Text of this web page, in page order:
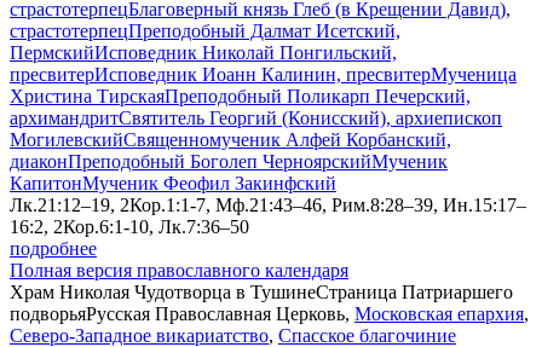
страстотерпецБлаговерный князь Глеб (в Крещении Давид),
страстотерпецПреподобный Далмат Исетский,
ПермскийИсповедник Николай Понгильский,
пресвитерИсповедник Иоанн Калинин, пресвитерМученица
Христина ТирскаяПреподобный Поликарп Печерский,
архимандритСвятитель Георгий (Конисский), архиепископ
МогилевскийСвященномученик Алфей Корбанский,
диаконПреподобный Боголеп ЧерноярскийМученик
КапитонМученик Феофил Закинфский
Лк.21:12–19, 2Кор.1:1-7, Мф.21:43–46, Рим.8:28–39, Ин.15:17–
16:2, 2Кор.6:1-10, Лк.7:36–50
подробнее
Полная версия православного календаря
Храм Николая Чудотворца в ТушинеСтраница Патриаршего
подворьяРусская Православная Церковь, Московская епархия,
Северо-Западное викариатство, Спасское благочиние